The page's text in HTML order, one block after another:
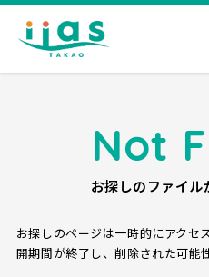
Not
お探しのファイ
お探しのページは一時的にアクセ
開期間が終了し、削除された可能